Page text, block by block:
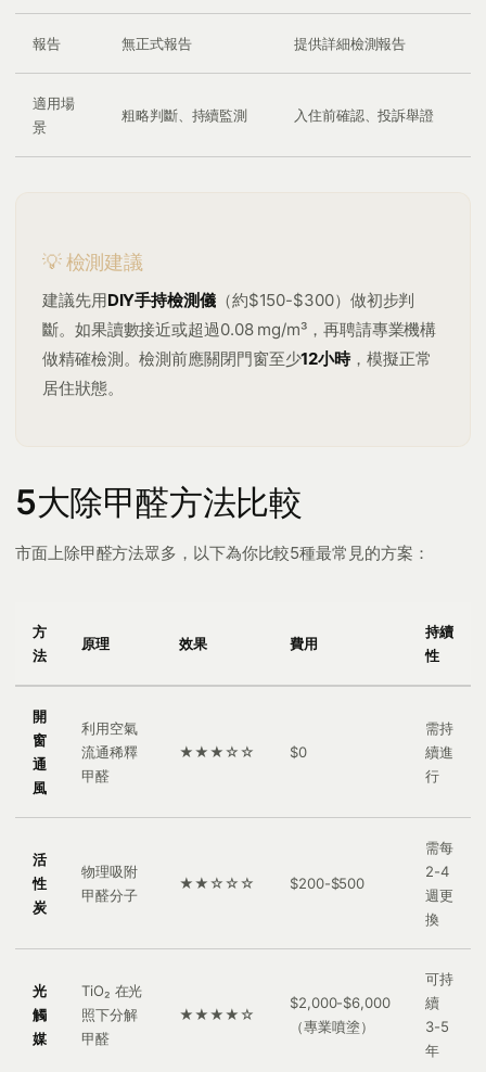
報告 無正式報告 提供詳細檢測報告
適用場
景
粗略判斷、持續監測 入住前確認、投訴舉證
💡 檢測建議
建議先用DIY手持檢測儀（約$150-$300）做初步判
斷。如果讀數接近或超過0.08 mg/m³，再聘請專業機構
做精確檢測。檢測前應關閉門窗至少12小時，模擬正常
居住狀態。
5大除甲醛方法比較
市面上除甲醛方法眾多，以下為你比較5種最常見的方案：
方
法
原理 效果 費用
持續
性
開
窗
通
風
利用空氣
流通稀釋
甲醛
★★★☆☆ $0
需持
續進
行
活
性
炭
物理吸附
甲醛分子
★★☆☆☆ $200-$500
需每
2-4
週更
換
光
觸
媒
TiO₂ 在光
照下分解
甲醛
★★★★☆
$2,000-$6,000
（專業噴塗）
可持
續
3-5
年